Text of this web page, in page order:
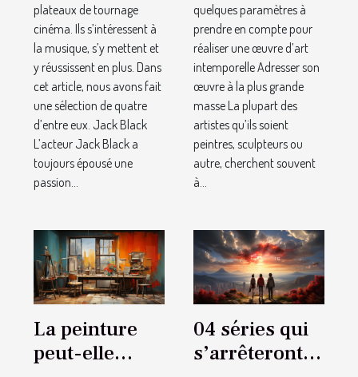
plateaux de tournage
cinéma. Ils s’intéressent à
la musique, s’y mettent et
y réussissent en plus. Dans
cet article, nous avons fait
une sélection de quatre
d’entre eux. Jack Black
L’acteur Jack Black a
toujours épousé une
passion...
quelques paramètres à
prendre en compte pour
réaliser une œuvre d’art
intemporelle Adresser son
œuvre à la plus grande
masse La plupart des
artistes qu’ils soient
peintres, sculpteurs ou
autre, cherchent souvent
à...
La peinture
peut-elle
04 séries qui
s’arrêteront